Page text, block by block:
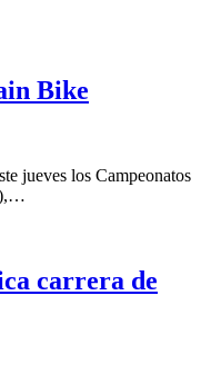
Bike
jueves los Campeonatos
carrera de